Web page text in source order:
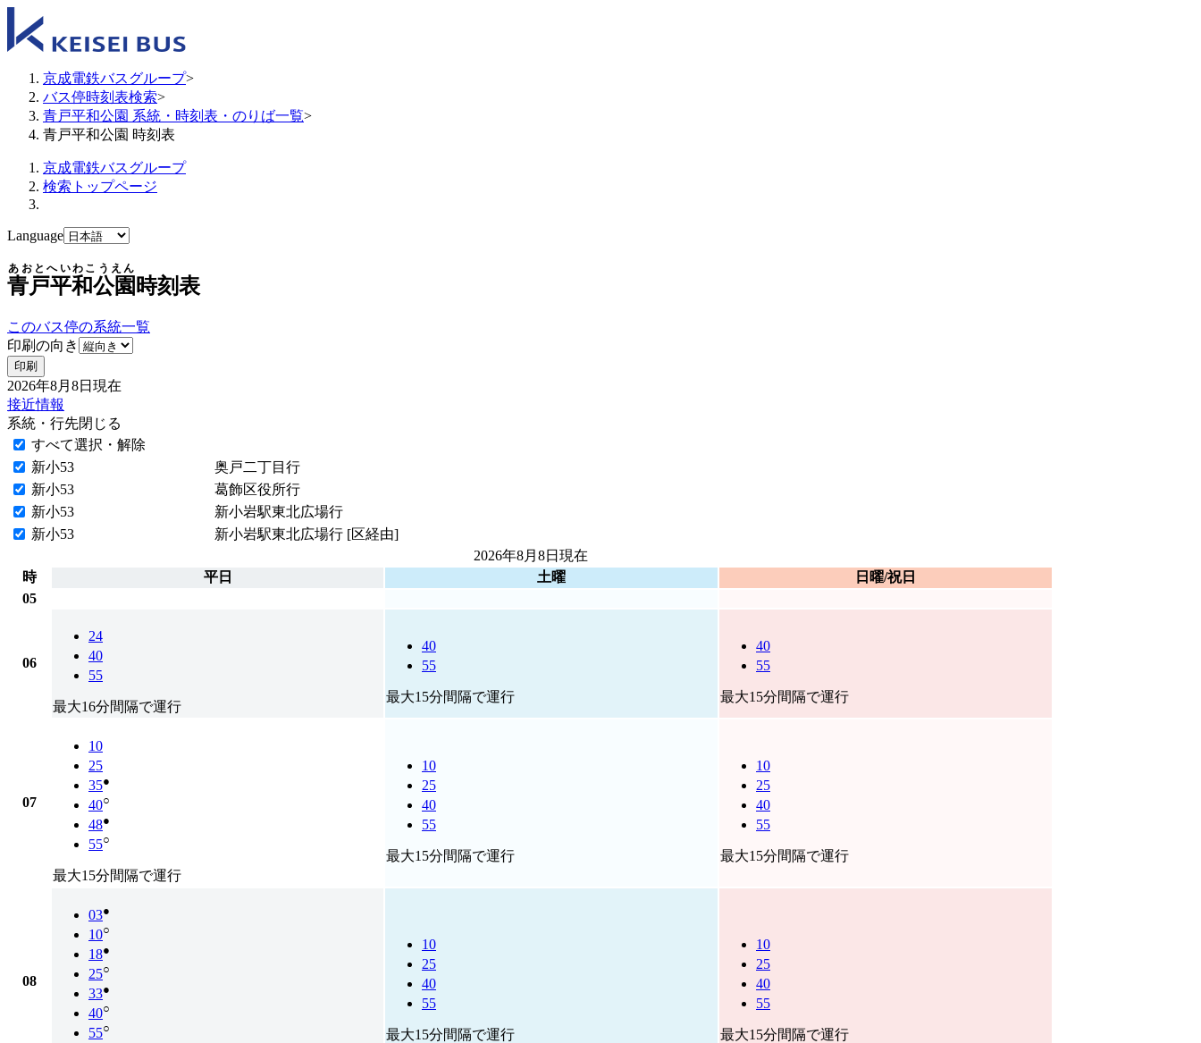
京成電鉄バスグループ>
バス停時刻表検索>
青戸平和公園 系統・時刻表・のりば一覧>
青戸平和公園 時刻表
京成電鉄バスグループ
検索トップページ
Language
青戸平和公園
あおとへいわこうえん
時刻表
このバス停の系統一覧
印刷の向き
印刷
2026年8月8日 現在
接近情報
系統・行先閉じる
すべて選択・解除
新小53
奥戸二丁目行
新小53
葛飾区役所行
新小53
新小岩駅東北広場行
新小53
新小岩駅東北広場行 [区経由]
2026年8月8日 現在
時
平日 土曜
日曜/祝日
05
06
24
40
55
最大16分間隔で運行
40
55
最大15分間隔で運行
40
55
最大15分間隔で運行
07
10
25
35●
40○
48●
55○
最大15分間隔で運行
10
25
40
55
最大15分間隔で運行
10
25
40
55
最大15分間隔で運行
08
03●
10○
18●
25○
33●
40○
55○
10
25
40
55
最大15分間隔で運行
10
25
40
55
最大15分間隔で運行